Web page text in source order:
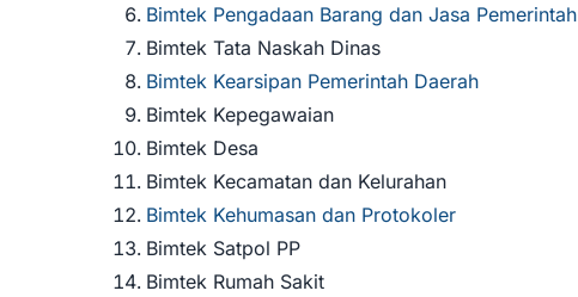
Bimtek Pengadaan Barang dan Jasa Pemerintah
Bimtek Tata Naskah Dinas
Bimtek Kearsipan Pemerintah Daerah
Bimtek Kepegawaian
Bimtek Desa
Bimtek Kecamatan dan Kelurahan
Bimtek Kehumasan dan Protokoler
Bimtek Satpol PP
Bimtek Rumah Sakit